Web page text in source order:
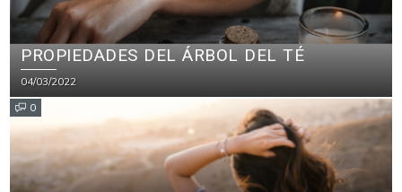
PROPIEDADES DEL ÁRBOL DEL TÉ
04/03/2022
0